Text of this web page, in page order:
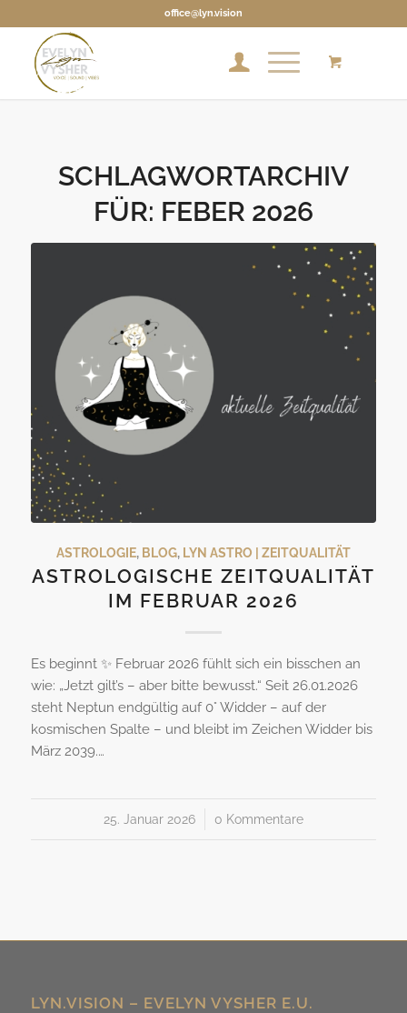
office@lyn.vision
SCHLAGWORTARCHIV
FÜR: FEBER 2026
ASTROLOGIE, BLOG, LYN ASTRO | ZEITQUALITÄT
ASTROLOGISCHE ZEITQUALITÄT
IM FEBRUAR 2026
Es beginnt ✨ Februar 2026 fühlt sich ein bisschen an
wie: „Jetzt gilt’s – aber bitte bewusst.“ Seit 26.01.2026
steht Neptun endgültig auf 0° Widder – auf der
kosmischen Spalte – und bleibt im Zeichen Widder bis
März 2039.…
25. Januar 2026
/ 0 Kommentare
LYN.VISION – EVELYN VYSHER E.U.